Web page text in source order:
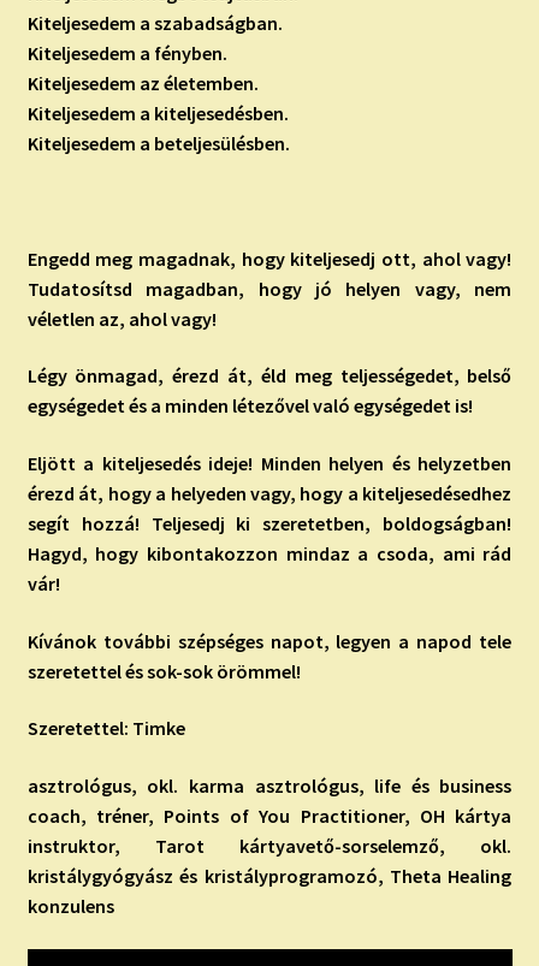
Kiteljesedem a szabadságban.
Kiteljesedem a fényben.
Kiteljesedem az életemben.
Kiteljesedem a kiteljesedésben.
Kiteljesedem a beteljesülésben.
Engedd meg magadnak, hogy kiteljesedj ott, ahol vagy!
Tudatosítsd magadban, hogy jó helyen vagy, nem
véletlen az, ahol vagy!
Légy önmagad, érezd át, éld meg teljességedet, belső
egységedet és a minden létezővel való egységedet is!
Eljött a kiteljesedés ideje! Minden helyen és helyzetben
érezd át, hogy a helyeden vagy, hogy a kiteljesedésedhez
segít hozzá! Teljesedj ki szeretetben, boldogságban!
Hagyd, hogy kibontakozzon mindaz a csoda, ami rád
vár!
Kívánok további szépséges napot, legyen a napod tele
szeretettel és sok-sok örömmel!
Szeretettel: Timke
asztrológus, okl. karma asztrológus, life és business
coach, tréner, Points of You Practitioner, OH kártya
instruktor, Tarot kártyavető-sorselemző, okl.
kristálygyógyász és kristályprogramozó, Theta Healing
konzulens